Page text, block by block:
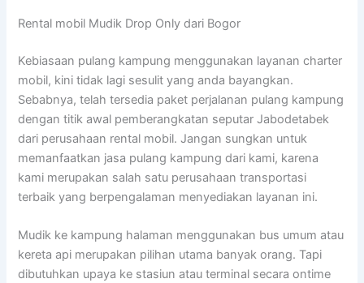
Rental mobil Mudik Drop Only dari Bogor
Kebiasaan pulang kampung menggunakan layanan charter
mobil, kini tidak lagi sesulit yang anda bayangkan.
Sebabnya, telah tersedia paket perjalanan pulang kampung
dengan titik awal pemberangkatan seputar Jabodetabek
dari perusahaan rental mobil. Jangan sungkan untuk
memanfaatkan jasa pulang kampung dari kami, karena
kami merupakan salah satu perusahaan transportasi
terbaik yang berpengalaman menyediakan layanan ini.
Mudik ke kampung halaman menggunakan bus umum atau
kereta api merupakan pilihan utama banyak orang. Tapi
dibutuhkan upaya ke stasiun atau terminal secara ontime